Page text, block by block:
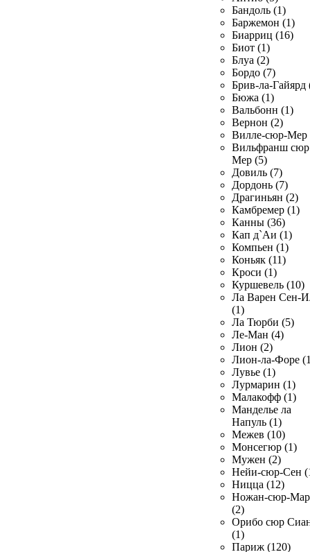
Бандоль (1)
Баржемон (1)
Биарриц (16)
Биот (1)
Блуа (2)
Бордо (7)
Брив-ла-Гайярд
Бюжа (1)
Вальбонн (1)
Вернон (2)
Вилле-сюр-Мер
Вильфранш сюр
Мер (5)
Довиль (7)
Дордонь (7)
Драгиньян (2)
Камбремер (1)
Канны (36)
Кап д`Аи (1)
Компьен (1)
Коньяк (11)
Кроси (1)
Куршевель (10)
Ла Варен Сен-
(1)
Ла Тюрби (5)
Ле-Ман (4)
Лион (2)
Лион-ла-Форе
Лувье (1)
Лурмарин (1)
Малакофф (1)
Манделье ла
Напуль (1)
Межев (10)
Монсегюр (1)
Мужен (2)
Нейи-сюр-Сен
Ницца (12)
Ножан-сюр-
(2)
Орибо сюр
(1)
Париж (120)